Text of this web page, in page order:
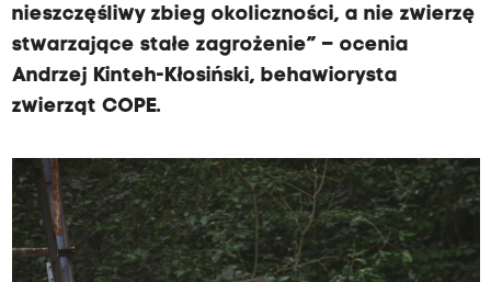
nieszczęśliwy zbieg okoliczności, a nie zwierzę
stwarzające stałe zagrożenie” – ocenia
Andrzej Kinteh-Kłosiński, behawiorysta
zwierząt COPE.